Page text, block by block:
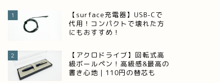
1
【surface充電器】USB-Cで
代用！コンパクトで壊れた方
にもおすすめ！
2
【アクロドライブ】回転式高
級ボールペン！高級感&最高の
書き心地｜110円の替芯も